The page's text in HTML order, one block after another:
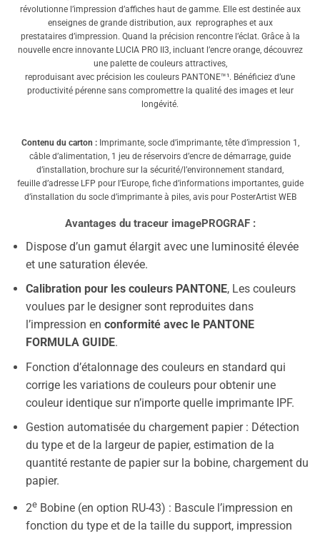
révolutionne l’impression d’affiches haut de gamme. Elle est destinée aux
enseignes de grande distribution, aux reprographes et aux
prestataires d’impression. Quand la précision rencontre l’éclat. Grâce à la
nouvelle encre innovante LUCIA PRO II3, incluant l’encre orange, découvrez
une palette de couleurs attractives,
reproduisant avec précision les couleurs PANTONE™¹. Bénéficiez d’une
productivité pérenne sans compromettre la qualité des images et leur
longévité.
Contenu du carton :Imprimante, socle d’imprimante, tête d’impression 1,
câble d’alimentation, 1 jeu de réservoirs d’encre de démarrage, guide
d’installation, brochure sur la sécurité/l’environnement standard,
feuille d’adresse LFP pour l’Europe, fiche d’informations importantes, guide
d’installation du socle d’imprimante à piles, avis pour PosterArtist WEB
Avantages du traceur imagePROGRAF :
Dispose d’un gamut élargit avec une luminosité élevée
et une saturation élevée.
Calibration pour les couleurs PANTONE, Les couleurs
voulues par le designer sont reproduites dans
l’impression en conformité avec le PANTONE
FORMULA GUIDE.
Fonction d’étalonnage des couleurs en standard qui
corrige les variations de couleurs pour obtenir une
couleur identique sur n’importe quelle imprimante IPF.
Gestion automatisée du chargement papier : Détection
du type et de la largeur de papier, estimation de la
quantité restante de papier sur la bobine, chargement du
papier.
2eBobine (en option RU-43) : Bascule l’impression en
fonction du type et de la taille du support, impression